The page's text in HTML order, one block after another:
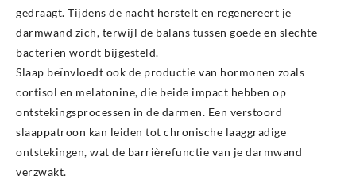
gedraagt. Tijdens de nacht herstelt en regenereert je
darmwand zich, terwijl de balans tussen goede en slechte
bacteriën wordt bijgesteld.
Slaap beïnvloedt ook de productie van hormonen zoals
cortisol en melatonine, die beide impact hebben op
ontstekingsprocessen in de darmen. Een verstoord
slaappatroon kan leiden tot chronische laaggradige
ontstekingen, wat de barrièrefunctie van je darmwand
verzwakt.